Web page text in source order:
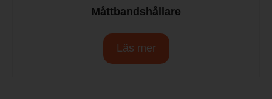
Måttbandshållare
Läs mer